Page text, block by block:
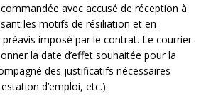
avec accusé de réception à
les motifs de résiliation et en
imposé par le contrat. Le courrier
la date d’effet souhaitée pour la
des justificatifs nécessaires
d’emploi, etc.).